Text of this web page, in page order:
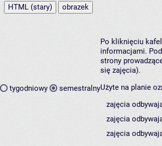
HTML (stary)
obrazek
tygodniowy semestralny
Po kliknięciu
informacjami.
strony
się zajęcia).
Użyte na planie
zajęcia
zajęcia
zajęcia